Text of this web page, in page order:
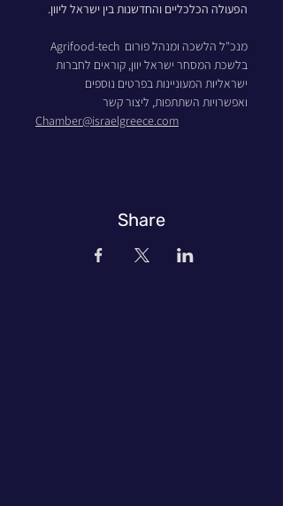
הפעולה הכלכליים והחדשנות בין ישראל ליוון.
בלשכת המסחר ישראל יוון, קוראים לחברות
ישראליות המעוניינות בפרטים נוספים
ואפשרויות השתתפות, ליצור קשר
Chamber@israelgreece.com
Share